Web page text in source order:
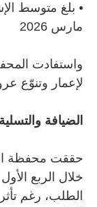
•
مارس 2026
واستفادت
لإعمار وتنوّع
الضيافة
حققت محفظة
الطلب، رغم